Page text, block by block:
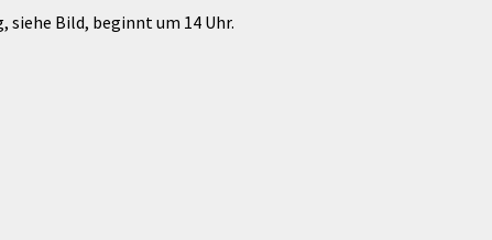
siehe Bild, beginnt um 14 Uhr.